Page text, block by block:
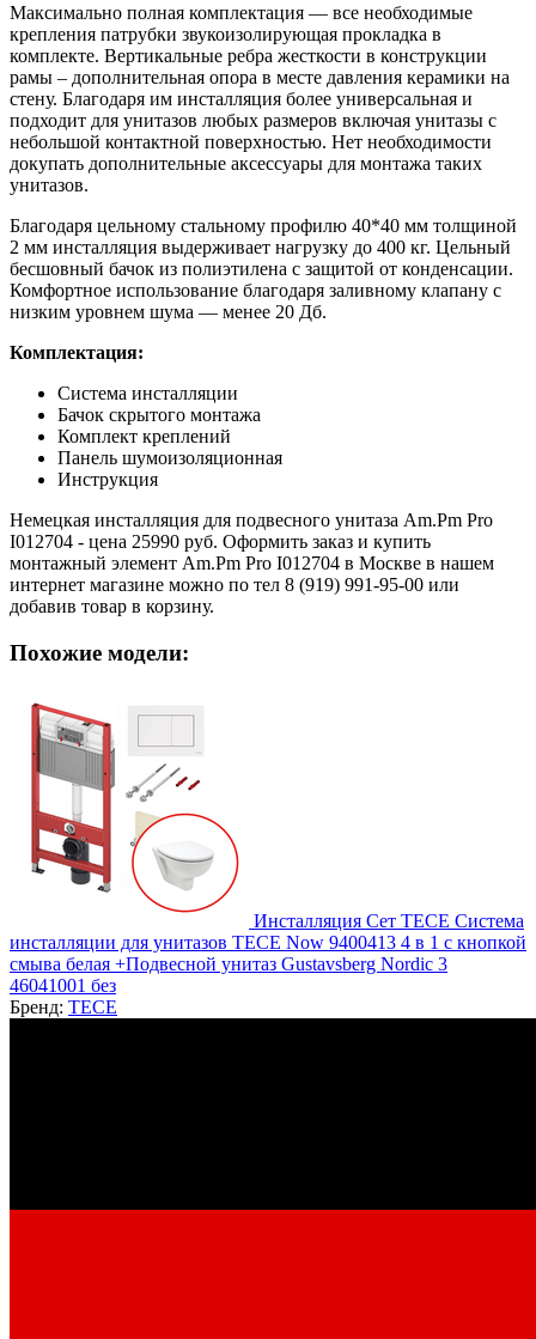
Максимально полная комплектация — все необходимые
крепления патрубки звукоизолирующая прокладка в
комплекте. Вертикальные ребра жесткости в конструкции
рамы – дополнительная опора в месте давления керамики на
стену. Благодаря им инсталляция более универсальная и
подходит для унитазов любых размеров включая унитазы с
небольшой контактной поверхностью. Нет необходимости
докупать дополнительные аксессуары для монтажа таких
унитазов.
Благодаря цельному стальному профилю 40*40 мм толщиной
2 мм инсталляция выдерживает нагрузку до 400 кг. Цельный
бесшовный бачок из полиэтилена с защитой от конденсации.
Комфортное использование благодаря заливному клапану с
низким уровнем шума — менее 20 Дб.
Комплектация:
Система инсталляции
Бачок скрытого монтажа
Комплект креплений
Панель шумоизоляционная
Инструкция
Немецкая инсталляция для подвесного унитаза Am.Pm Pro
I012704 - цена 25990 руб. Оформить заказ и купить
монтажный элемент Am.Pm Pro I012704 в Москве в нашем
интернет магазине можно по тел 8 (919) 991-95-00 или
добавив товар в корзину.
Похожие модели:
Инсталляция Сет TECE Система
инсталляции для унитазов TECE Now 9400413 4 в 1 с кнопкой
смыва белая +Подвесной унитаз Gustavsberg Nordic 3
46041001 без
Бренд: TECE